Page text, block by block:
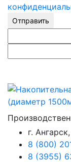
Отправить
г.
8 (800)
8 (3955)